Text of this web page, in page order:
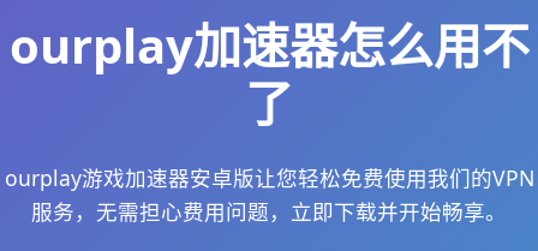
ourplay加速器怎么用不
了
ourplay游戏加速器安卓版让您轻松免费使用我们的VPN
服务，无需担心费用问题，立即下载并开始畅享。